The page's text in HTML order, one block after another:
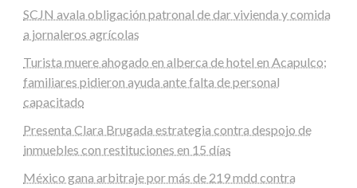
SCJN avala obligación patronal de dar vivienda y comida
a jornaleros agrícolas
Turista muere ahogado en alberca de hotel en Acapulco;
familiares pidieron ayuda ante falta de personal
capacitado
Presenta Clara Brugada estrategia contra despojo de
inmuebles con restituciones en 15 días
México gana arbitraje por más de 219 mdd contra